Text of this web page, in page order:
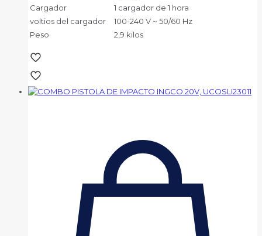
Cargador
1 cargador de 1 hora
voltios del cargador
100-240 V ~ 50/60 Hz
Peso
2,9 kilos